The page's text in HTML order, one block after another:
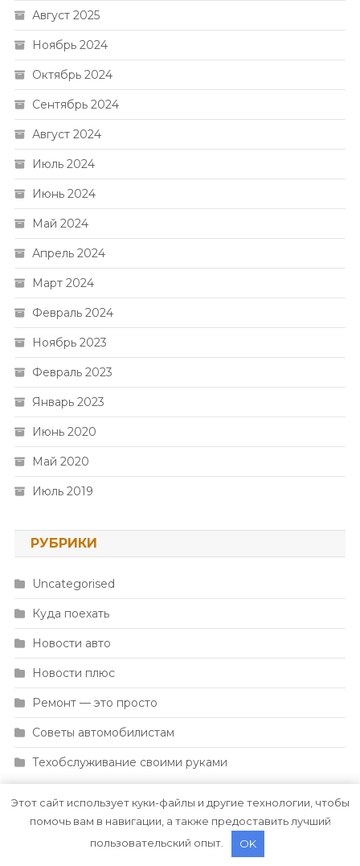
Август 2025
Ноябрь 2024
Октябрь 2024
Сентябрь 2024
Август 2024
Июль 2024
Июнь 2024
Май 2024
Апрель 2024
Март 2024
Февраль 2024
Ноябрь 2023
Февраль 2023
Январь 2023
Июнь 2020
Май 2020
Июль 2019
РУБРИКИ
Uncategorised
Куда поехать
Новости авто
Новости плюс
Ремонт — это просто
Советы автомобилистам
Техобслуживание своими руками
| Тема: News Portal от Mystery Themes
Этот сайт использует куки-файлы и другие технологии, чтобы
помочь вам в навигации, а также предоставить лучший
пользовательский опыт.
OK